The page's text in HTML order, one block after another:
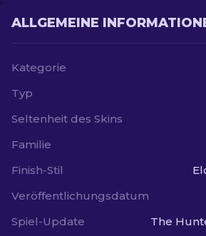
ALLGEMEINE
Kategorie
Typ
Seltenheit des Skins
Familie
Finish-Stil
Veröffentlichungsdatum
Spiel-Update
The